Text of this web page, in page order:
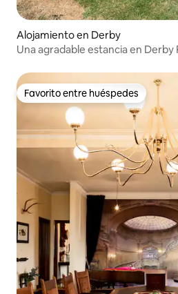
Alojamiento en Derby
Una agradable estancia en
Favorito entre huéspedes
Favorito entre huéspedes